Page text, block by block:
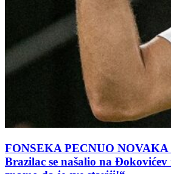
FONSEKA PECNUO
Brazilac se našalio na